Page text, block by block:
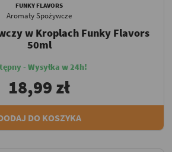
FUNKY FLAVORS
Aromaty Spożywcze
w Kroplach Funky Flavors
50ml
- Wysyłka w 24h!
18,99 zł
DO KOSZYKA